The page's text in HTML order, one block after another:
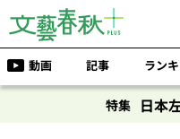
動画 記事 ラン
特集 日本